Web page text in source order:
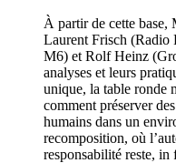
À partir de cette
Laurent Frisch (Radio
M6) et Rolf Heinz
analyses et leurs
unique, la table ronde
comment préserver
humains dans un
recomposition, où
responsabilité reste, in